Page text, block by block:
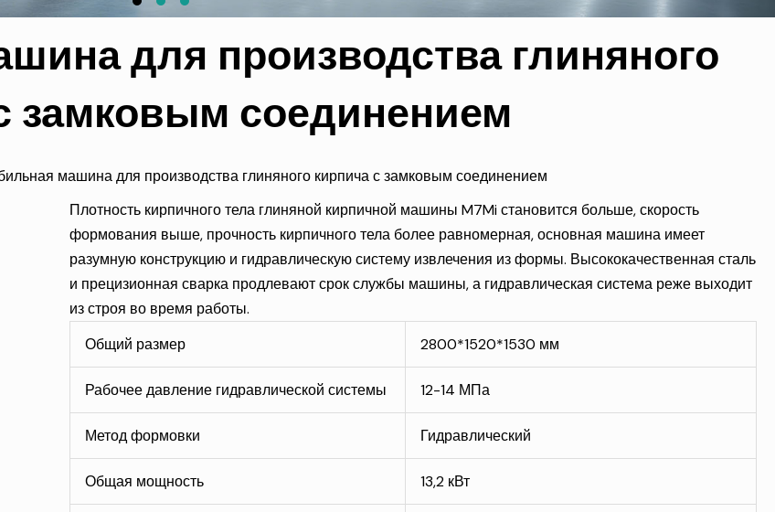
для производства глиняного
замковым соединением
машина для производства глиняного кирпича с замковым соединением
Плотность кирпичного тела глиняной кирпичной машины M7Mi становится больше, скорость
формования выше, прочность кирпичного тела более равномерная, основная машина имеет
разумную конструкцию и гидравлическую систему извлечения из формы. Высококачественная сталь
и прецизионная сварка продлевают срок службы машины, а гидравлическая система реже выходит
из строя во время работы.
Общий размер
2800*1520*1530 мм
Рабочее давление гидравлической системы 12-14 МПа
Метод формовки Гидравлический
Общая мощность 13,2 кВт